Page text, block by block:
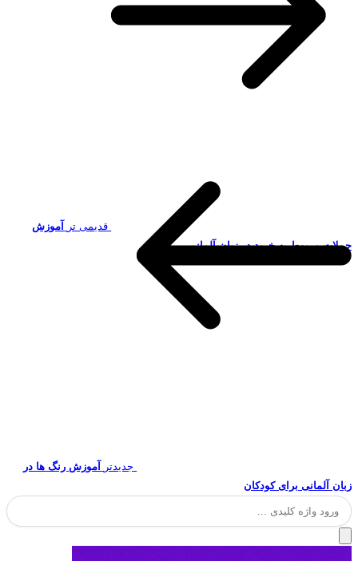
قدیمی تر
آموزش
جملات مربوط به خرید در زبان آلمانی
جدیدتر
آموزش رنگ ها در
زبان آلمانی برای کودکان
جستجو
برای: